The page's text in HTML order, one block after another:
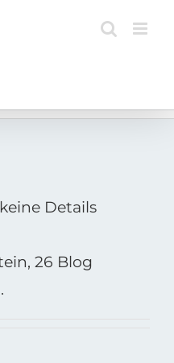
Details
26 Blog